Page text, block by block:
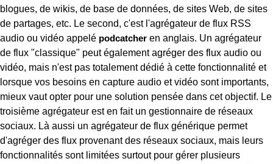
blogues, de wikis, de base de données, de sites Web, de sites
de partages, etc. Le second, c'est l'agrégateur de flux RSS
audio ou vidéo appelé podcatcher en anglais. Un agrégateur
de flux "classique" peut également agréger des flux audio ou
vidéo, mais n'est pas totalement dédié à cette fonctionnalité et
lorsque vos besoins en capture audio et vidéo sont importants,
mieux vaut opter pour une solution pensée dans cet objectif. Le
troisième agrégateur est en fait un gestionnaire de réseaux
sociaux. Là aussi un agrégateur de flux générique permet
d'agréger des flux provenant des réseaux sociaux, mais leurs
fonctionnalités sont limitées surtout pour gérer plusieurs